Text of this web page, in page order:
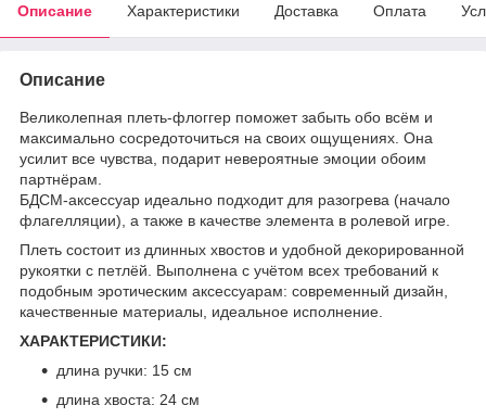
Описание Характеристики Доставка Оплата
Описание
Великолепная плеть-флоггер поможет забыть обо всём и
максимально сосредоточиться на своих ощущениях. Она
усилит все чувства, подарит невероятные эмоции обоим
партнёрам.
БДСМ-аксессуар идеально подходит для разогрева (начало
флагелляции), а также в качестве элемента в ролевой игре.
Плеть состоит из длинных хвостов и удобной декорированной
рукоятки с петлёй. Выполнена с учётом всех требований к
подобным эротическим аксессуарам: современный дизайн,
качественные материалы, идеальное исполнение.
ХАРАКТЕРИСТИКИ:
длина ручки: 15 см
длина хвоста: 24 см